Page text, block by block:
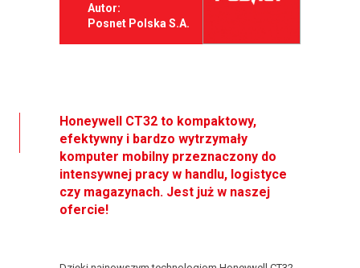
Autor:
Posnet Polska S.A.
Honeywell CT32 to kompaktowy,
efektywny i bardzo wytrzymały
komputer mobilny przeznaczony do
intensywnej pracy w handlu, logistyce
czy magazynach. Jest już w naszej
ofercie!